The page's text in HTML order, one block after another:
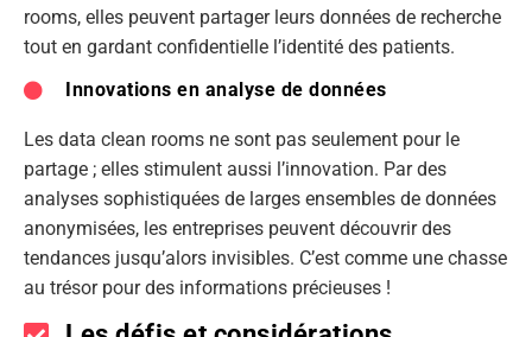
rooms, elles peuvent partager leurs données de recherche
tout en gardant confidentielle l’identité des patients.
Innovations en analyse de données
Les data clean rooms ne sont pas seulement pour le
partage ; elles stimulent aussi l’innovation. Par des
analyses sophistiquées de larges ensembles de données
anonymisées, les entreprises peuvent découvrir des
tendances jusqu’alors invisibles. C’est comme une chasse
au trésor pour des informations précieuses !